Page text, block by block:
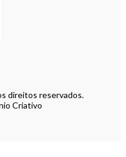
direitos reservados.
Criativo